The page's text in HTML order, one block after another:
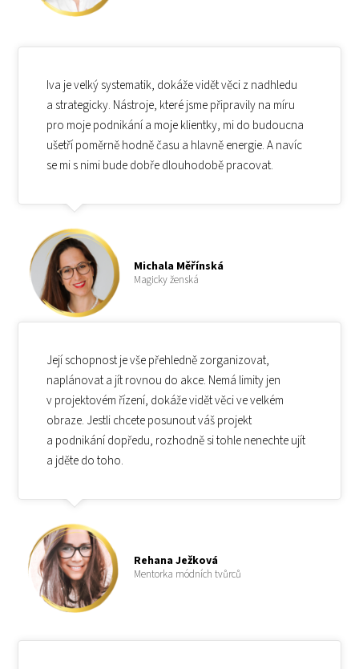
Iva je velký systematik, dokáže vidět věci z nadhledu
a strategicky. Nástroje, které jsme připravily na míru
pro moje podnikání a moje klientky, mi do budoucna
ušetří poměrně hodně času a hlavně energie. A navíc
se mi s nimi bude dobře dlouhodobě pracovat.
Michala Měřínská
Magicky ženská
Její schopnost je vše přehledně zorganizovat,
naplánovat a jít rovnou do akce. Nemá limity jen
v projektovém řízení, dokáže vidět věci ve velkém
obraze. Jestli chcete posunout váš projekt
a podnikání dopředu, rozhodně si tohle nenechte ujít
a jděte do toho.
Rehana Ježková
Mentorka módních tvůrců